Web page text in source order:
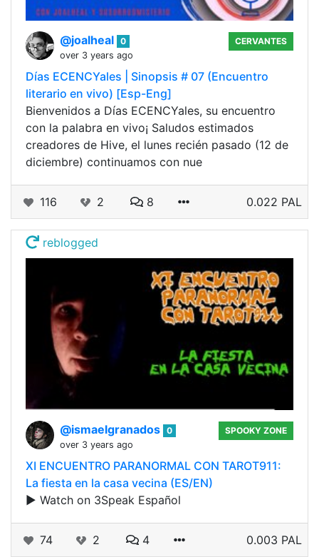
@joalheal 0
over 3 years ago
CERVANTES
Días ECENCYales | Sinopsis # 07 (Encuentro
literario en vivo) [Esp-Eng]
Bienvenidos a Días ECENCYales, su encuentro
con la palabra en vivo¡ Saludos estimados
creadores de Hive, el lunes recién pasado (12 de
diciembre) continuamos con nue
116 2 8 0.022 PAL
reblogged
@ismaelgranados 0
over 3 years ago
SPOOKY ZONE
XI ENCUENTRO PARANORMAL CON TAROT911:
La fiesta en la casa vecina (ES/EN)
▶️ Watch on 3Speak Español
74 2 4 0.003 PAL